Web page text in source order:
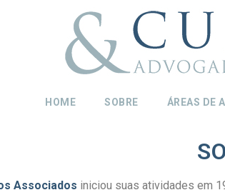
HOME SOBRE ÁREAS DE
Associados iniciou suas atividades em